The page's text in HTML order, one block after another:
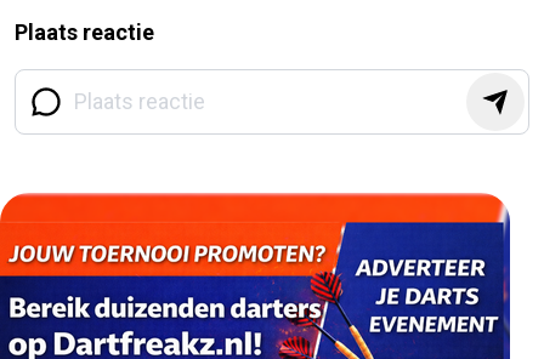
Plaats reactie